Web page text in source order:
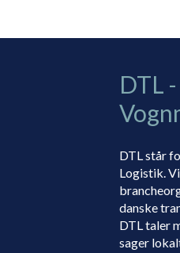
DTL
DTL står
Logistik.
danske
DTL taler
sager